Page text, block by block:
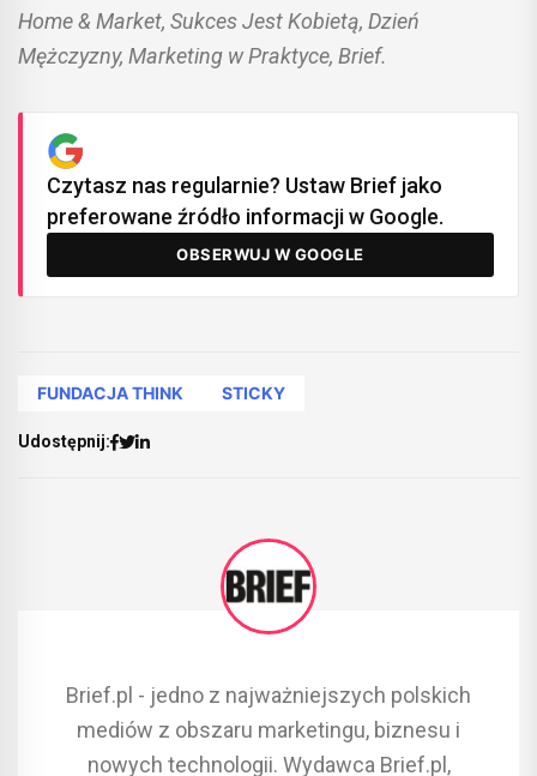
Home & Market, Sukces Jest Kobietą, Dzień
Mężczyzny, Marketing w Praktyce, Brief.
Czytasz nas regularnie? Ustaw Brief jako
preferowane źródło informacji w Google.
OBSERWUJ W GOOGLE
FUNDACJA THINK STICKY
Udostępnij:
Brief.pl - jedno z najważniejszych polskich
mediów z obszaru marketingu, biznesu i
nowych technologii. Wydawca Brief.pl,